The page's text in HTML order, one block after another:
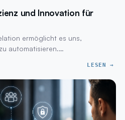
und Innovation für
ermöglicht es uns,
automatisieren.…
LESEN →